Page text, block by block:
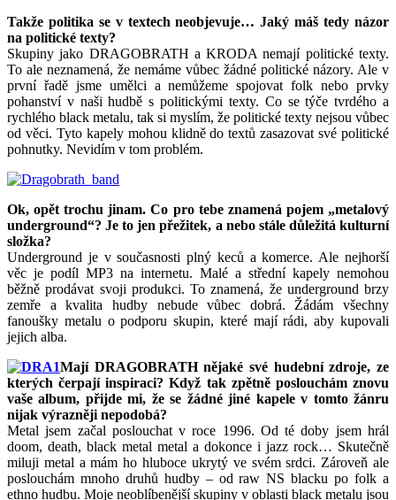
Takže politika se v textech neobjevuje… Jaký máš tedy názor
na politické texty?
Skupiny jako DRAGOBRATH a KRODA nemají politické texty.
To ale neznamená, že nemáme vůbec žádné politické názory. Ale v
první řadě jsme umělci a nemůžeme spojovat folk nebo prvky
pohanství v naši hudbě s politickými texty. Co se týče tvrdého a
rychlého black metalu, tak si myslím, že politické texty nejsou vůbec
od věci. Tyto kapely mohou klidně do textů zasazovat své politické
pohnutky. Nevidím v tom problém.
Ok, opět trochu jinam. Co pro tebe znamená pojem „metalový
underground“? Je to jen přežitek, a nebo stále důležitá kulturní
složka?
Underground je v současnosti plný keců a komerce. Ale nejhorší
věc je podíl MP3 na internetu. Malé a střední kapely nemohou
běžně prodávat svoji produkci. To znamená, že underground brzy
zemře a kvalita hudby nebude vůbec dobrá. Žádám všechny
fanoušky metalu o podporu skupin, které mají rádi, aby kupovali
jejich alba.
Mají DRAGOBRATH nějaké své hudební zdroje, ze
kterých čerpají inspiraci? Když tak zpětně poslouchám znovu
vaše album, přijde mi, že se žádné jiné kapele v tomto žánru
nijak výrazněji nepodobá?
Metal jsem začal poslouchat v roce 1996. Od té doby jsem hrál
doom, death, black metal metal a dokonce i jazz rock… Skutečně
miluji metal a mám ho hluboce ukrytý ve svém srdci. Zároveň ale
poslouchám mnoho druhů hudby – od raw NS blacku po folk a
ethno hudbu. Moje neoblíbenější skupiny v oblasti black metalu jsou